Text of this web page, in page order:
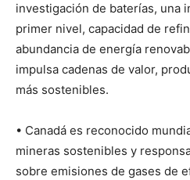
investigación de baterías, una
primer nivel, capacidad de
abundancia de energía
impulsa cadenas de valor,
más sostenibles.
• Canadá es reconocido
mineras sostenibles y
sobre emisiones de gases de